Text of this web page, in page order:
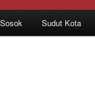
Sosok Sudut Kota